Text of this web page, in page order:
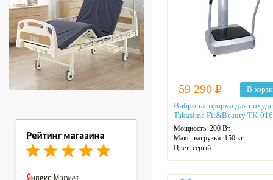
59 290 Р
В
Виброплатформа для
Takasima Fit&Beauty TK-016
Мощность: 200 Вт
Макс. нагрузка: 150 кг
Цвет: серый